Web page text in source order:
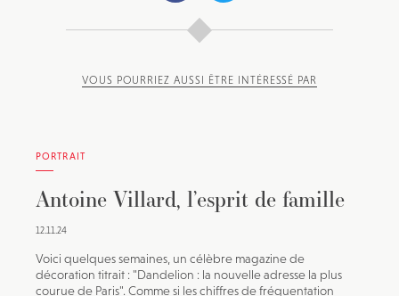
VOUS POURRIEZ AUSSI ÊTRE INTÉRESSÉ PAR
PORTRAIT
Antoine Villard, l’esprit de famille
12.11.24
Voici quelques semaines, un célèbre magazine de
décoration titrait : "Dandelion : la nouvelle adresse la plus
courue de Paris". Comme si les chiffres de fréquentation